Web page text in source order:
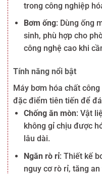
trong công nghiệp
Bơm ống: Dùng ống
sinh, phù hợp cho
công nghệ cao khi
Tính năng nổi bật
Máy bơm hóa chất
đặc điểm tiên tiến để
Chống ăn mòn: Vật
không gỉ chịu được
lâu dài.
Ngăn rò rỉ: Thiết kế
nguy cơ rò rỉ, tăng